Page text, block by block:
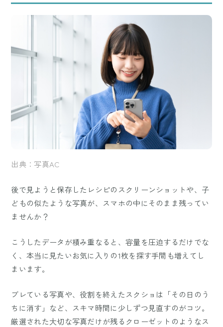
出典：写真AC
後で見ようと保存したレシピのスクリーンショットや、子
どもの似たような写真が、スマホの中にそのまま残ってい
ませんか？
こうしたデータが積み重なると、容量を圧迫するだけでな
く、本当に見たいお気に入りの1枚を探す手間も増えてし
まいます。
ブレている写真や、役割を終えたスクショは「その日のう
ちに消す」など、スキマ時間に少しずつ見直すのがコツ。
厳選された大切な写真だけが残るクローゼットのようなス